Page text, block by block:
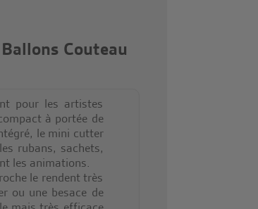
Couteau
pour les artistes
à portée de
le mini cutter
rubans, sachets,
les animations.
le rendent très
ou une besace de